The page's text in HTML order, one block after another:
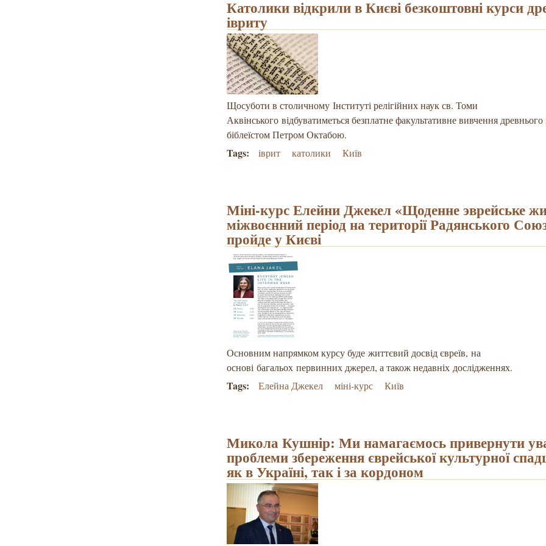
Католики відкрили в Києві безкоштовні курси
івриту
Щосуботи в столичному Інституті релігійних наук св. Томи
Аквінського відбуватиметься безплатне факультативне вивчення древнього
біблеїстом Петром Октабою.
Tags: іврит католики Київ
Міні-курс Елейни Джекел «Щоденне эврейське
міжвоєнний період на території Радянського
пройде у Києві
Основним напрямком курсу буде життєвий досвід євреїв, на
основі багальох первинних джерел, а також недавніх дослідженнях.
Tags: Елейна Джекел міні-курс Київ
Микола Кушнір: Ми намагаємось привернути
проблеми збереження єврейської культурної
як в Україні, так і за кордоном